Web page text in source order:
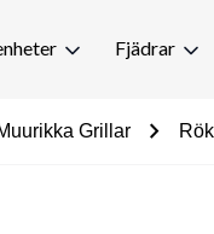
Fjädrar
Grillar chevron_right